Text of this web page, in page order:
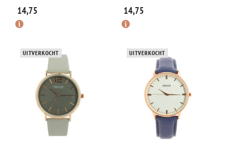
14,75 14,75
UITVERKOCHT UITVERKOCHT